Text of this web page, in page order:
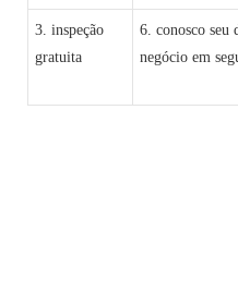
3. inspeção
gratuita
6. conosco seu
negócio em